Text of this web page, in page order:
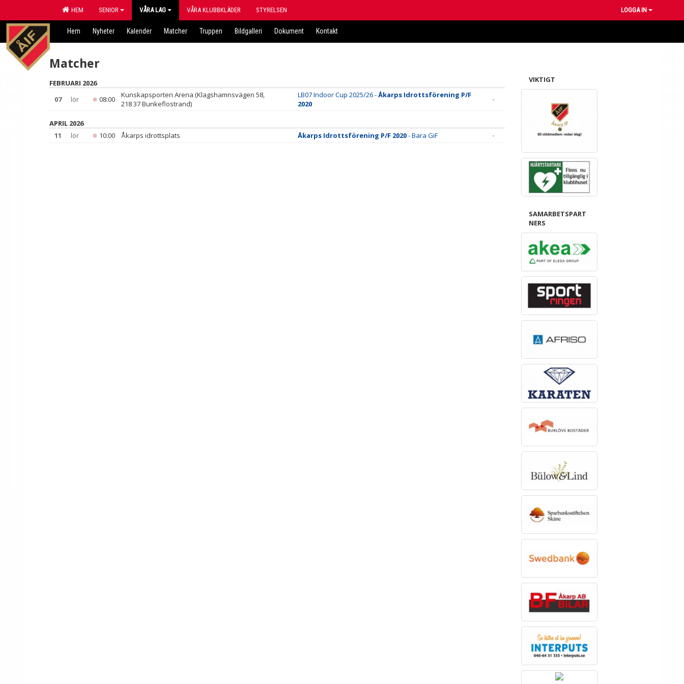
HEM SENIOR VÅRA LAG VÅRA KLUBBKLÄDER STYRELSEN LOGGA IN
Hem Nyheter Kalender Matcher Truppen Bildgalleri Dokument Kontakt
Matcher
FEBRUARI 2026
07
lör 08:00 Kunskapsporten Arena (Klagshamnsvägen 58,
218 37 Bunkeflostrand)
LB07 Indoor Cup 2025/26 -Åkarps Idrottsförening P/F
2020
-
APRIL 2026
11
lör 10:00 Åkarps idrottsplats Åkarps Idrottsförening P/F 2020- Bara GiF -
VIKTIGT
SAMARBETSPART
NERS